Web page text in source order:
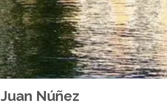
Juan Núñez